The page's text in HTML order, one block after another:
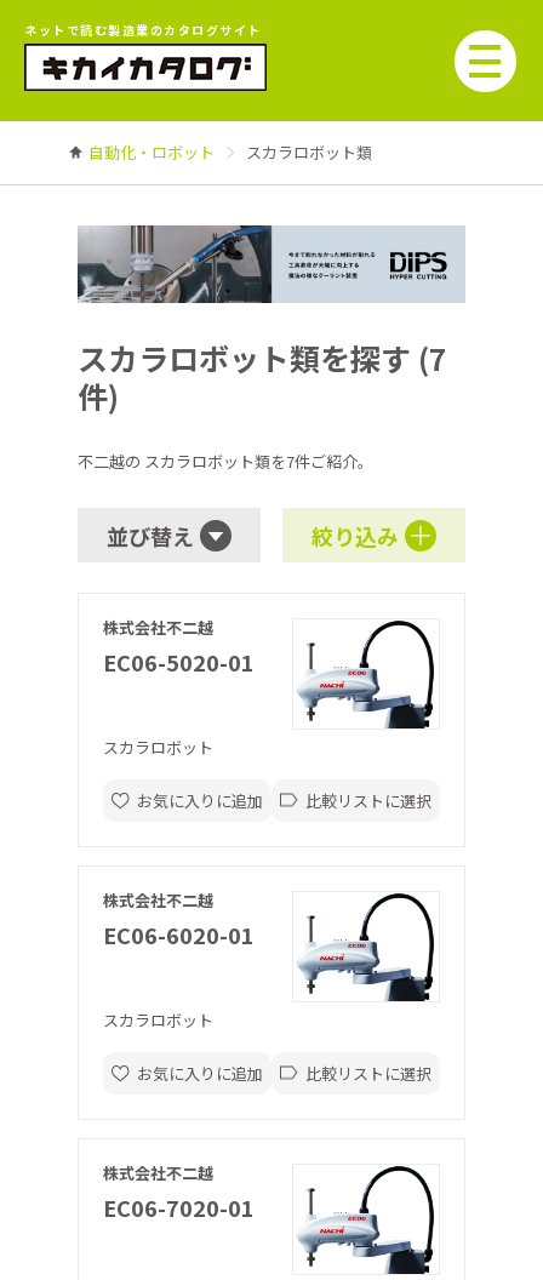
ネットで読む製造業のカタログサイト
自動化・ロボット スカラロボット類
スカラロボット類を探す (7
件)
不二越の スカラロボット類を7件ご紹介。
並び替え 絞り込み
株式会社不二越
EC06-5020-01
スカラロボット
お気に入りに追加 比較リストに選択
株式会社不二越
EC06-6020-01
スカラロボット
お気に入りに追加 比較リストに選択
株式会社不二越
EC06-7020-01